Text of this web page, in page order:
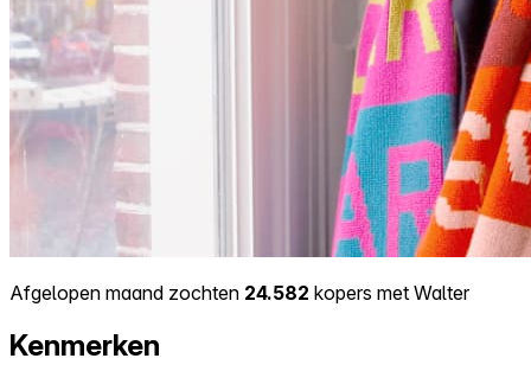
Afgelopen maand zochten 24.582 kopers met Walter
Kenmerken